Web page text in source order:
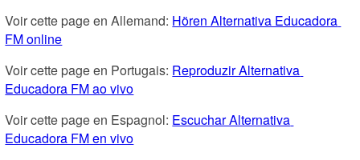
Voir cette page en Allemand: Hören Alternativa Educadora
FM online
Voir cette page en Portugais: Reproduzir Alternativa
Educadora FM ao vivo
Voir cette page en Espagnol: Escuchar Alternativa
Educadora FM en vivo